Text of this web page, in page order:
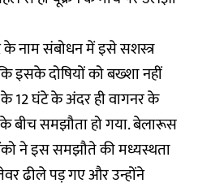
के नाम संबोधन में इसे सशस्त्र
इसके दोषियों को बख्शा नहीं
12 घंटे के अंदर ही वागनर के
बीच समझौता हो गया. बेलारूस
ने इस समझौते की मध्यस्थता
ढीले पड़ गए और उन्होंने